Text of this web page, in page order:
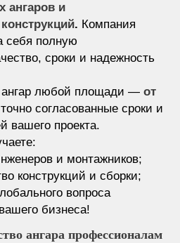
ангаров и
. Компания
себя полную
сроки и надежность
ангар любой площади — от
согласованные сроки и
вашего проекта.
и монтажников;
конструкций и сборки;
вопроса
бизнеса!
ангара профессионалам